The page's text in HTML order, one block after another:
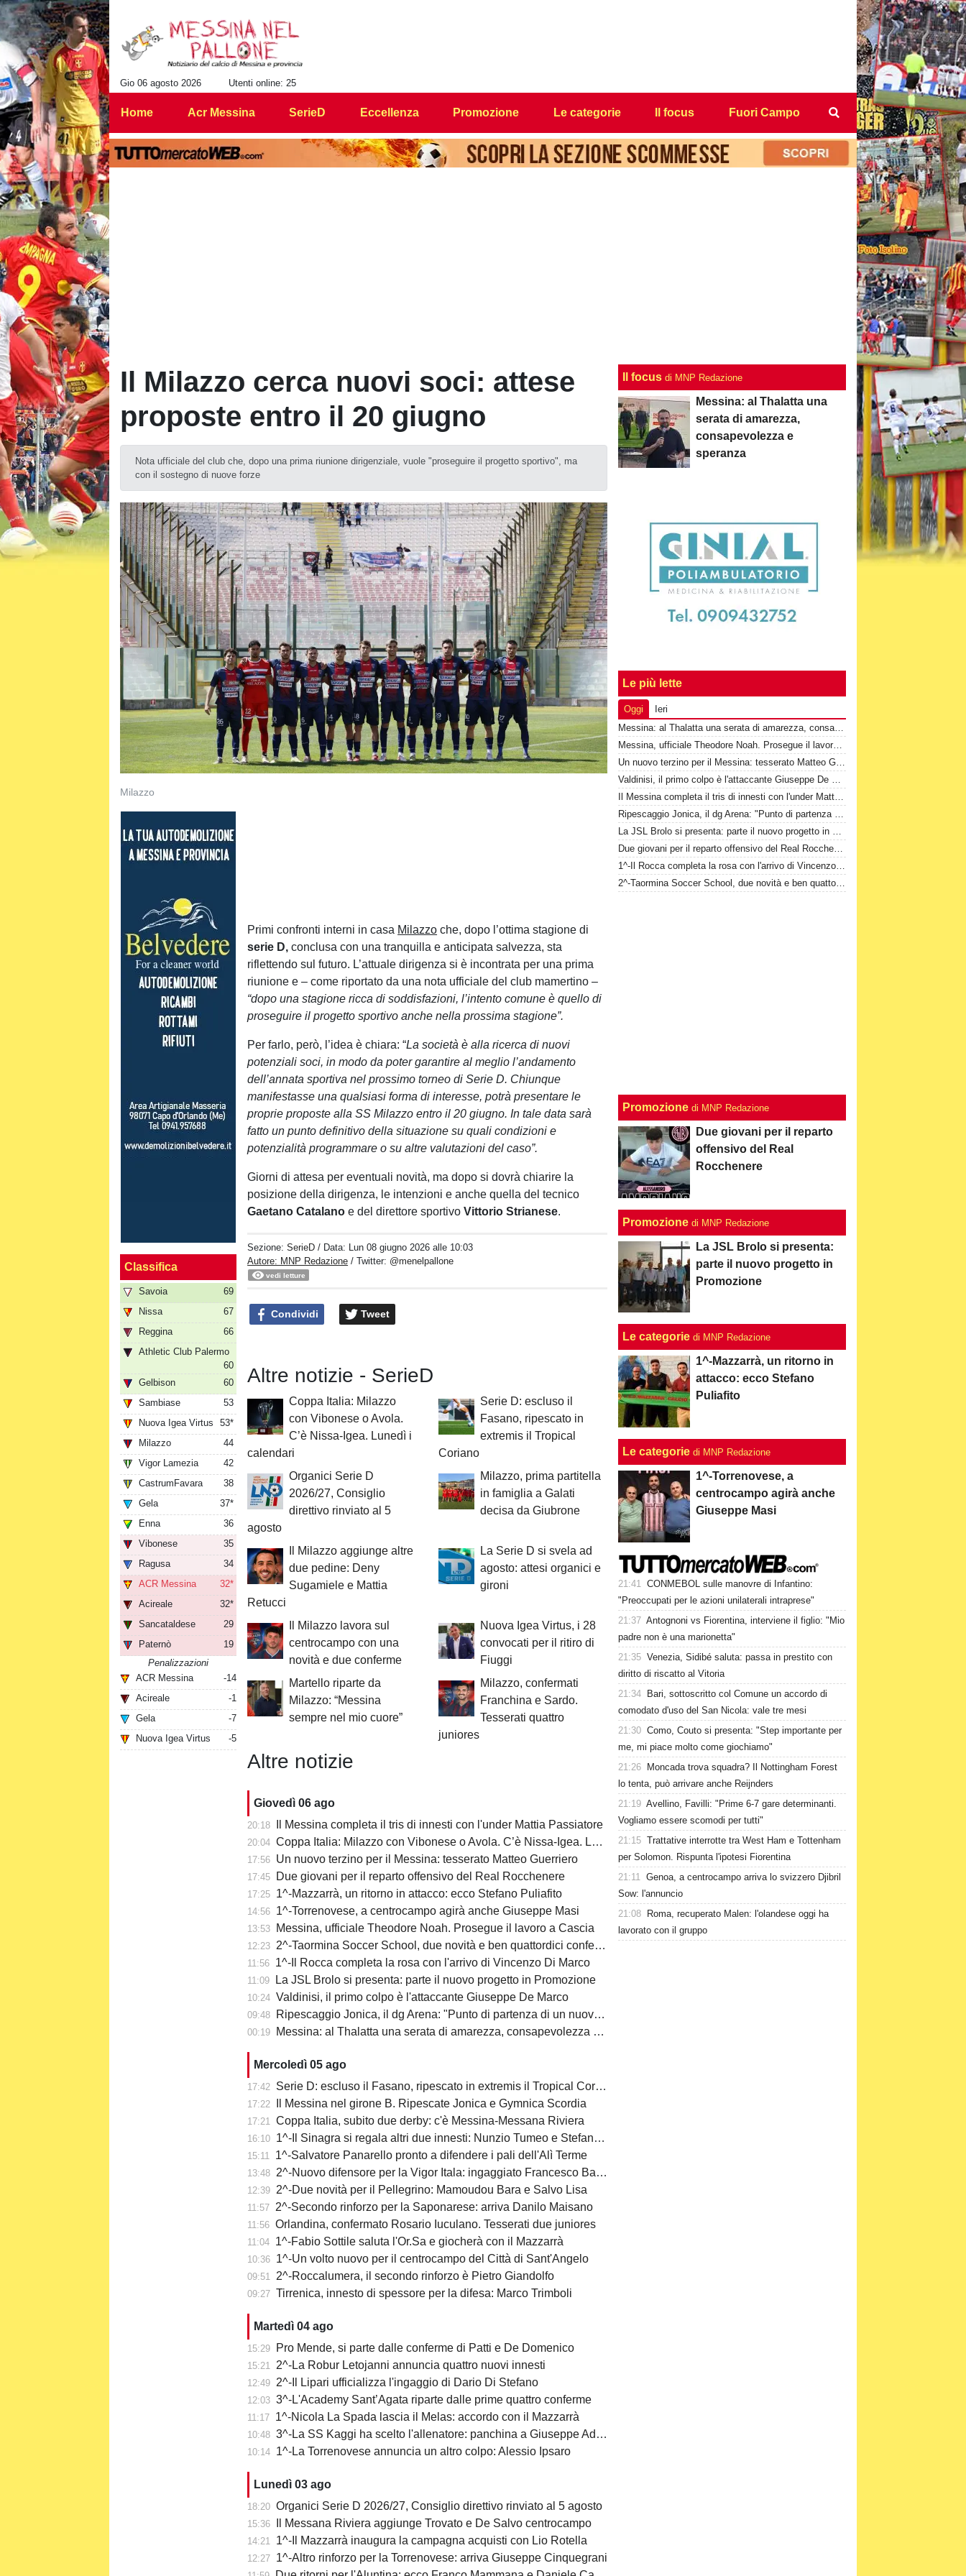
Gio 06 agosto 2026 Utenti online: 25
Home Acr Messina SerieD Eccellenza Promozione Le categorie Il focus Fuori Campo
Il Milazzo cerca nuovi soci: attese
proposte entro il 20 giugno
Nota ufficiale del club che, dopo una prima riunione dirigenziale, vuole "proseguire il progetto sportivo", ma
con il sostegno di nuove forze
Milazzo
Classifica
Savoia
69
Nissa
67
Reggina
66
Athletic Club Palermo
60
Gelbison
60
Sambiase
53
Nuova Igea Virtus
53*
Milazzo
44
Vigor Lamezia
42
CastrumFavara
38
Gela
37*
Enna
36
Vibonese
35
Ragusa
34
ACR Messina
32*
Acireale
32*
Sancataldese
29
Paternò
19
Penalizzazioni
ACR Messina
-14
Acireale
-1
Gela
-7
Nuova Igea Virtus
-5
Primi confronti interni in casa Milazzo che, dopo l’ottima stagione di
serie D,conclusa con una tranquilla e anticipata salvezza, sta
riflettendo sul futuro. L’attuale dirigenza si è incontrata per una prima
riunione e – come riportato da una nota ufficiale del club mamertino –
“dopo una stagione ricca di soddisfazioni, l’intento comune è quello di
proseguire il progetto sportivo anche nella prossima stagione”.
Per farlo, però, l’idea è chiara: “La società è alla ricerca di nuovi
potenziali soci, in modo da poter garantire al meglio l’andamento
dell’annata sportiva nel prossimo torneo di Serie D. Chiunque
manifestasse una qualsiasi forma di interesse, potrà presentare le
proprie proposte alla SS Milazzo entro il 20 giugno. In tale data sarà
fatto un punto definitivo della situazione su quali condizioni e
potenzialità programmare o su altre valutazioni del caso”.
Giorni di attesa per eventuali novità, ma dopo si dovrà chiarire la
posizione della dirigenza, le intenzioni e anche quella del tecnico
Gaetano Catalanoe del direttore sportivoVittorio Strianese.
Sezione:SerieD / Data: Lun 08 giugno 2026 alle 10:03
Autore: MNP Redazione / Twitter: @menelpallone
vedi letture
Condividi Tweet
Altre notizie - SerieD
Coppa Italia: Milazzo
con Vibonese o Avola.
C’è Nissa-Igea. Lunedì i
calendari
Serie D: escluso il
Fasano, ripescato in
extremis il Tropical
Coriano
Organici Serie D
2026/27, Consiglio
direttivo rinviato al 5
agosto
Milazzo, prima partitella
in famiglia a Galati
decisa da Giubrone
Il Milazzo aggiunge altre
due pedine: Deny
Sugamiele e Mattia
Retucci
La Serie D si svela ad
agosto: attesi organici e
gironi
Il Milazzo lavora sul
centrocampo con una
novità e due conferme
Nuova Igea Virtus, i 28
convocati per il ritiro di
Fiuggi
Martello riparte da
Milazzo: “Messina
sempre nel mio cuore”
Milazzo, confermati
Franchina e Sardo.
Tesserati quattro
juniores
Altre notizie
Giovedì 06 ago
20:18 Il Messina completa il tris di innesti con l'under Mattia Passiatore
20:04 Coppa Italia: Milazzo con Vibonese o Avola. C’è Nissa-Igea. Lunedì i calendari
17:56 Un nuovo terzino per il Messina: tesserato Matteo Guerriero
17:45 Due giovani per il reparto offensivo del Real Rocchenere
17:25 1^-Mazzarrà, un ritorno in attacco: ecco Stefano Puliafito
14:56 1^-Torrenovese, a centrocampo agirà anche Giuseppe Masi
13:53 Messina, ufficiale Theodore Noah. Prosegue il lavoro a Cascia
12:23 2^-Taormina Soccer School, due novità e ben quattordici conferme
11:56 1^-Il Rocca completa la rosa con l'arrivo di Vincenzo Di Marco
11:09 La JSL Brolo si presenta: parte il nuovo progetto in Promozione
10:24 Valdinisi, il primo colpo è l'attaccante Giuseppe De Marco
09:48 Ripescaggio Jonica, il dg Arena: "Punto di partenza di un nuovo percorso"
00:19 Messina: al Thalatta una serata di amarezza, consapevolezza e speranza
Mercoledì 05 ago
17:42 Serie D: escluso il Fasano, ripescato in extremis il Tropical Coriano
17:22 Il Messina nel girone B. Ripescate Jonica e Gymnica Scordia
17:21 Coppa Italia, subito due derby: c'è Messina-Messana Riviera
16:10 1^-Il Sinagra si regala altri due innesti: Nunzio Tumeo e Stefano Calà
15:11 1^-Salvatore Panarello pronto a difendere i pali dell'Alì Terme
13:48 2^-Nuovo difensore per la Vigor Itala: ingaggiato Francesco Barbera
12:39 2^-Due novità per il Pellegrino: Mamoudou Bara e Salvo Lisa
11:57 2^-Secondo rinforzo per la Saponarese: arriva Danilo Maisano
11:56 Orlandina, confermato Rosario Iuculano. Tesserati due juniores
11:04 1^-Fabio Sottile saluta l'Or.Sa e giocherà con il Mazzarrà
10:36 1^-Un volto nuovo per il centrocampo del Città di Sant'Angelo
09:51 2^-Roccalumera, il secondo rinforzo è Pietro Giandolfo
09:27 Tirrenica, innesto di spessore per la difesa: Marco Trimboli
Martedì 04 ago
15:29 Pro Mende, si parte dalle conferme di Patti e De Domenico
15:21 2^-La Robur Letojanni annuncia quattro nuovi innesti
12:49 2^-Il Lipari ufficializza l'ingaggio di Dario Di Stefano
12:03 3^-L'Academy Sant’Agata riparte dalle prime quattro conferme
11:17 1^-Nicola La Spada lascia il Melas: accordo con il Mazzarrà
10:48 3^-La SS Kaggi ha scelto l'allenatore: panchina a Giuseppe Adornetto
10:14 1^-La Torrenovese annuncia un altro colpo: Alessio Ipsaro
Lunedì 03 ago
18:20 Organici Serie D 2026/27, Consiglio direttivo rinviato al 5 agosto
15:36 Il Messana Riviera aggiunge Trovato e De Salvo centrocampo
14:21 1^-Il Mazzarrà inaugura la campagna acquisti con Lio Rotella
12:27 1^-Altro rinforzo per la Torrenovese: arriva Giuseppe Cinquegrani
Il focus di MNP Redazione
Messina: al Thalatta una
serata di amarezza,
consapevolezza e
speranza
Le più lette
Oggi
Ieri
Messina: al Thalatta una serata di amarezza, consapevolezza e speranza
Messina, ufficiale Theodore Noah. Prosegue il lavoro a Cascia
Un nuovo terzino per il Messina: tesserato Matteo Guerriero
Valdinisi, il primo colpo è l'attaccante Giuseppe De Marco
Il Messina completa il tris di innesti con l'under Mattia Passiatore
Ripescaggio Jonica, il dg Arena: "Punto di partenza di un nuovo percorso"
La JSL Brolo si presenta: parte il nuovo progetto in Promozione
Due giovani per il reparto offensivo del Real Rocchenere
1^-Il Rocca completa la rosa con l'arrivo di Vincenzo Di Marco
2^-Taormina Soccer School, due novità e ben quattordici conferme
Promozione di MNP Redazione
Due giovani per il reparto
offensivo del Real
Rocchenere
Promozione di MNP Redazione
La JSL Brolo si presenta:
parte il nuovo progetto in
Promozione
Le categorie di MNP Redazione
1^-Mazzarrà, un ritorno in
attacco: ecco Stefano
Puliafito
Le categorie di MNP Redazione
1^-Torrenovese, a
centrocampo agirà anche
Giuseppe Masi
21:41 CONMEBOL sulle manovre di Infantino:
"Preoccupati per le azioni unilaterali intraprese"
21:37 Antognoni vs Fiorentina, interviene il figlio: "Mio
padre non è una marionetta"
21:35 Venezia, Sidibé saluta: passa in prestito con
diritto di riscatto al Vitoria
21:34
Bari, sottoscritto col Comune un accordo di
comodato d'uso del San Nicola: vale tre mesi
21:30 Como, Couto si presenta: "Step importante per
me, mi piace molto come giochiamo"
21:26
Moncada trova squadra? Il Nottingham Forest
lo tenta, può arrivare anche Reijnders
21:19 Avellino, Favilli: "Prime 6-7 gare determinanti.
Vogliamo essere scomodi per tutti"
21:15 Trattative interrotte tra West Ham e Tottenham
per Solomon. Rispunta l'ipotesi Fiorentina
21:11 Genoa, a centrocampo arriva lo svizzero Djibril
Sow: l'annuncio
21:08
Roma, recuperato Malen: l'olandese oggi ha
lavorato con il gruppo